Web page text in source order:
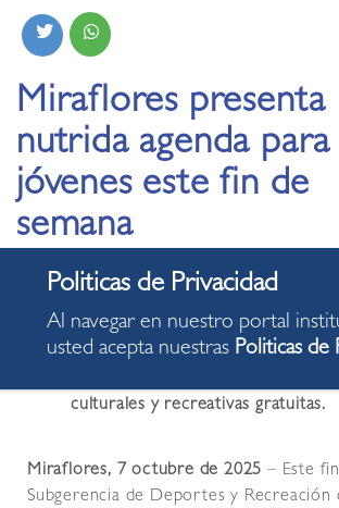
Miraflores presenta
nutrida agenda para
jóvenes este fin de
semana
07.10.2025
El programa Jóvenes, de la
culturales y recreativas gratuitas.
Miraflores, 7 octubre de 2025 – Este
Subgerencia de Deportes y Recreación
Al navegar en nuestro portal
usted acepta nuestras Politicas de